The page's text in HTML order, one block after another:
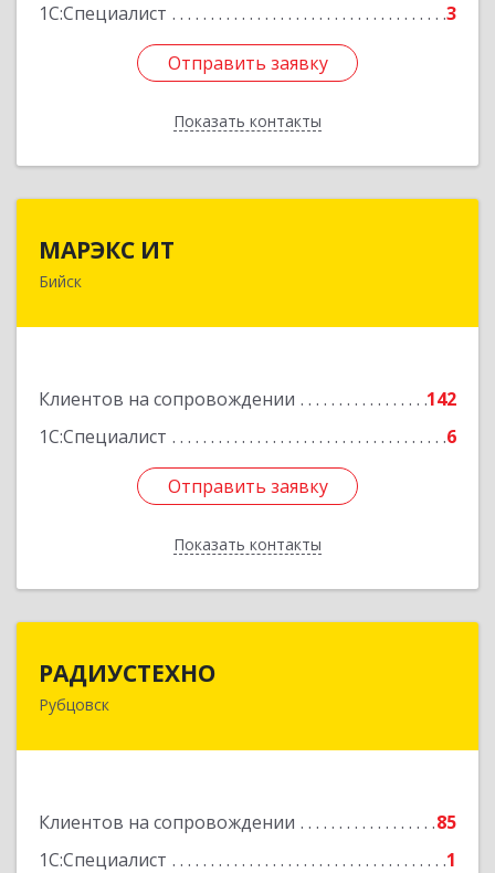
1С:Специалист
3
Отправить заявку
Показать контакты
Отправить заявку
Назад
МАРЭКС ИТ
Бийск
Клиентов на сопровождении
142
1С:Специалист
6
Отправить заявку
Показать контакты
Отправить заявку
Назад
РАДИУСТЕХНО
Рубцовск
Клиентов на сопровождении
85
1С:Специалист
1
658225, Алтайский край, Рубцовск г, Ленина пр-